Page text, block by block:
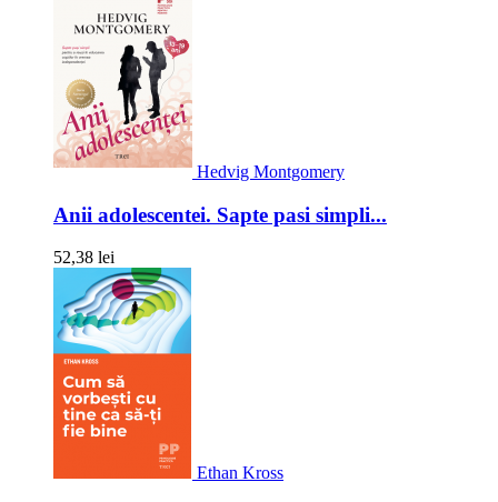
Hedvig Montgomery
Anii adolescentei. Sapte pasi simpli...
52,38 lei
Ethan Kross